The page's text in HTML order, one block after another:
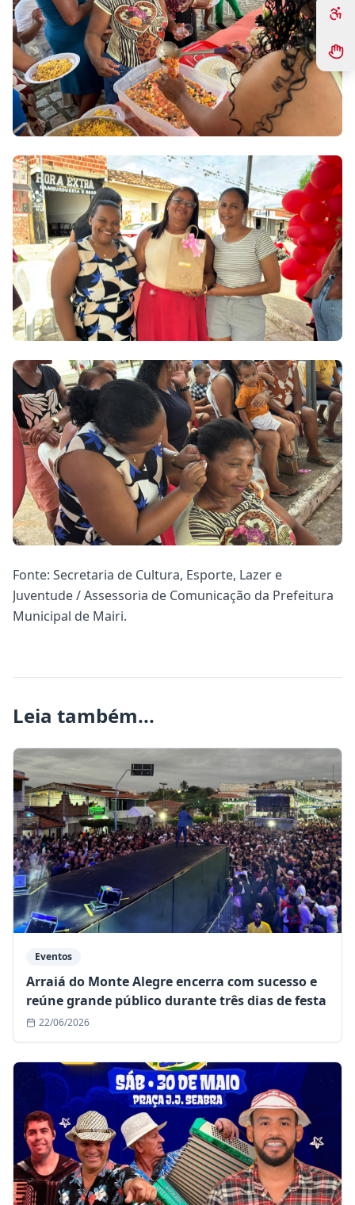
Fonte: Secretaria de Cultura, Esporte, Lazer e
Juventude / Assessoria de Comunicação da Prefeitura
Municipal de Mairi.
Leia também...
Eventos
Arraiá do Monte Alegre encerra com sucesso e
reúne grande público durante três dias de festa
22/06/2026